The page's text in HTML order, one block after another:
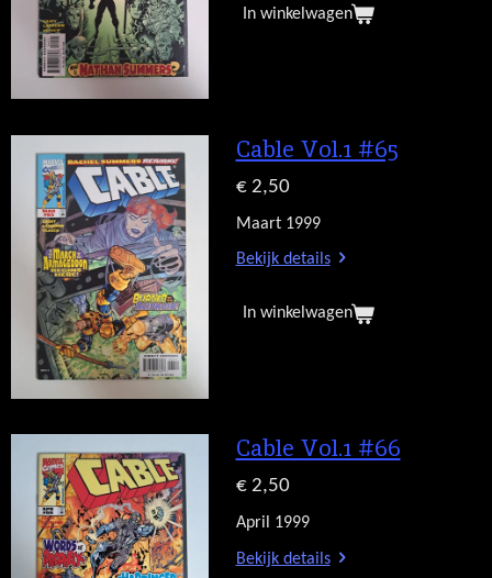
In winkelwagen
Cable Vol.1 #65
€ 2,50
Maart 1999
Bekijk details
In winkelwagen
Cable Vol.1 #66
€ 2,50
April 1999
Bekijk details